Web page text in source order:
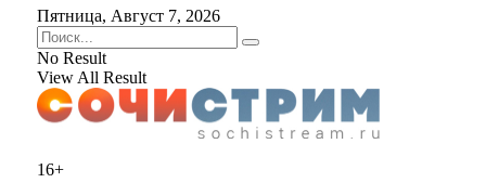
Пятница, Август 7, 2026
No Result
View All Result
16+